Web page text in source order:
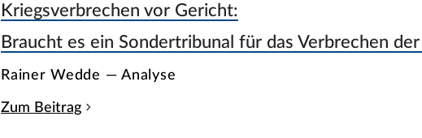
Kriegsverbrechen vor Gericht:
Braucht es ein Sondertribunal für das Verbrechen der
Rainer Wedde — Analyse
Zum Beitrag